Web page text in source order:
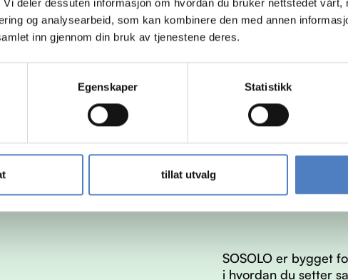
deler dessuten informasjon om hvordan du bruker nettstedet vårt,
og analysearbeid, som kan kombinere den med annen
inn gjennom din bruk av tjenestene deres.
Egenskaper Statistikk
tillat utvalg
SOSOLO er bygget
i hvordan du setter